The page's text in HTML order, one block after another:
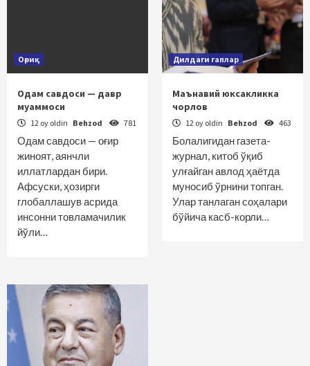
Оғриқ
Одам савдоси — давр
муаммоси
12 oy oldin Behzod 781
Одам савдоси — оғир
жиноят, аянчли
иллатлардан бири.
Афсуски, ҳозирги
глобаллашув асрида
инсонни товламачилик
йўли…
Дилдаги гаплар
Маънавий юксакликка
чорлов
12 oy oldin Behzod 463
Болалигидан газета-
журнал, китоб ўқиб
улғайган авлод ҳаётда
муносиб ўрнини топган.
Улар танлаган соҳалари
бўйича касб-корли…